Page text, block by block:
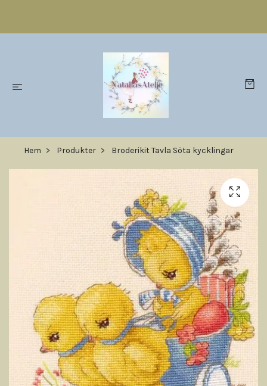
Hem Produkter Broderikit Tavla Söta kycklingar